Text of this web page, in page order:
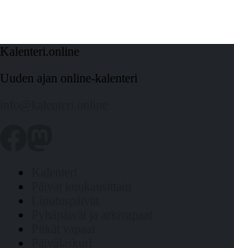
Kalenteri.online
Uuden ajan online-kalenteri